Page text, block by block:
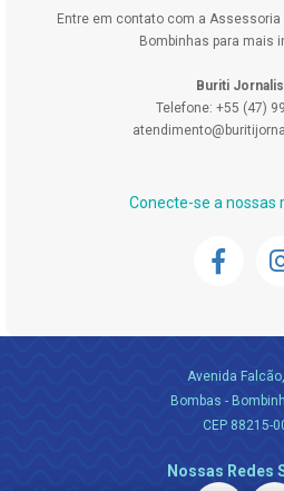
Entre em contato com a
Bombinhas para mais
Buriti
Telefone: +55 (47)
Conecte-se a nossas
Avenida
Bombas -
CEP 88215-
Nossas Redes